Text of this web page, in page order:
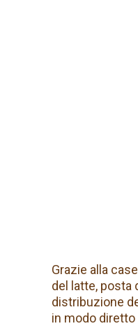
Grazie alla
del latte, posta
distribuzione
in modo diretto